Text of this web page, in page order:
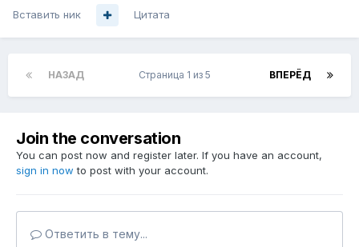
Вставить ник Цитата
НАЗАД ВПЕРЁД
Страница 1 из 5
Join the conversation
You can post now and register later. If you have an account,
sign in now to post with your account.
Ответить в тему...